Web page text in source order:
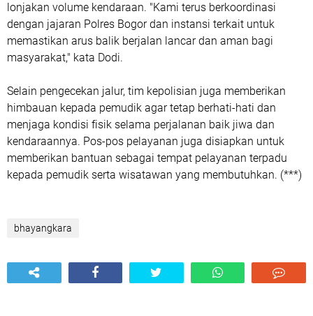
lonjakan volume kendaraan. "Kami terus berkoordinasi
dengan jajaran Polres Bogor dan instansi terkait untuk
memastikan arus balik berjalan lancar dan aman bagi
masyarakat," kata Dodi.
Selain pengecekan jalur, tim kepolisian juga memberikan
himbauan kepada pemudik agar tetap berhati-hati dan
menjaga kondisi fisik selama perjalanan baik jiwa dan
kendaraannya. Pos-pos pelayanan juga disiapkan untuk
memberikan bantuan sebagai tempat pelayanan terpadu
kepada pemudik serta wisatawan yang membutuhkan. (***)
bhayangkara